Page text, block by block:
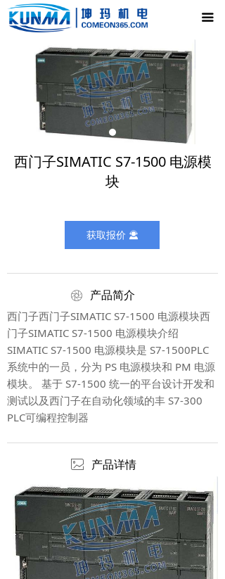
끀
首页
电气控制柜
新闻中心
产品展示
西门子SIMATIC S7-1500 电源模
块
产品简介
西门子西门子SIMATIC S7-1500 电源模块西
门子SIMATIC S7-1500 电源模块介绍
SIMATIC S7-1500 电源模块是 S7-1500PLC
系统中的一员，分为 PS 电源模块和 PM 电源
模块。 基于 S7-1500 统一的平台设计开发和
测试以及西门子在自动化领域的丰 S7-300
PLC可编程控制器
产品详情
ꁵ
ꂈ
获取报价 끤